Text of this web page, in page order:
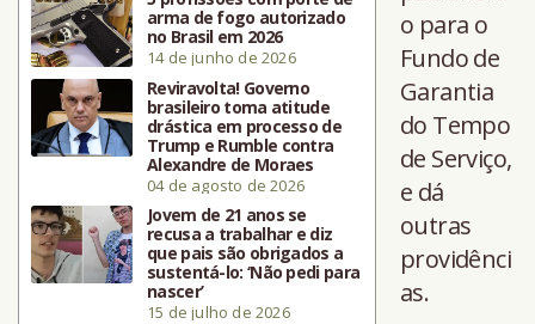
arma de fogo autorizado
no Brasil em 2026
14 de junho de 2026
Reviravolta! Governo
brasileiro toma atitude
drástica em processo de
Trump e Rumble contra
Alexandre de Moraes
04 de agosto de 2026
Jovem de 21 anos se
recusa a trabalhar e diz
que pais são obrigados a
sustentá-lo: ‘Não pedi para
nascer’
15 de julho de 2026
o para o
Fundo de
Garantia
do Tempo
de Serviço,
e dá
outras
providênci
as.